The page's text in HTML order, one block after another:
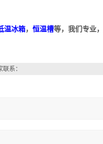
温冰箱， 恒温槽等，我们专业
系：